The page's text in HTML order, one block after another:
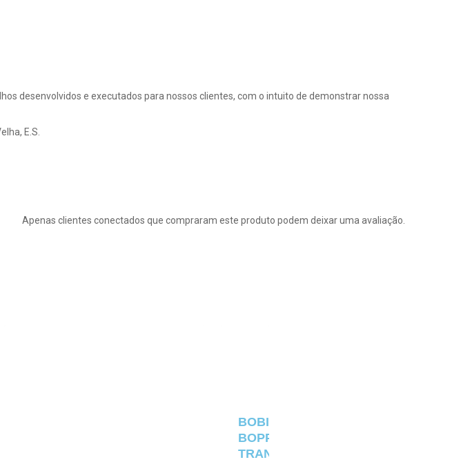
desenvolvidos e executados para nossos clientes, com o intuito de demonstrar nossa
E.S.
Apenas clientes conectados que compraram este produto podem deixar uma avaliação.
BOBINA
BOPP
TRANSPARENTE